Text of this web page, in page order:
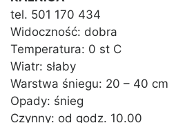
tel. 501 170 434
Widoczność: dobra
Temperatura: 0 st C
Wiatr: słaby
Warstwa śniegu: 20 – 40 cm
Opady: śnieg
Czynny: od godz. 10.00